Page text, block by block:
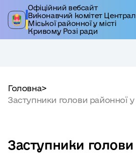
Офіційний вебсайт
Виконавчий комітет
Міської районної у місті
Кривому Розі ради
Головна>
Заступники голови районної у
Заступники голови